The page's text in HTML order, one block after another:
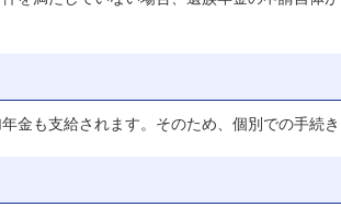
金も支給されます。そのため、個別での手続き